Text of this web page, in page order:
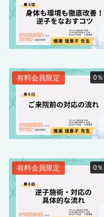
0
有料会員限定
0
有料会員限定